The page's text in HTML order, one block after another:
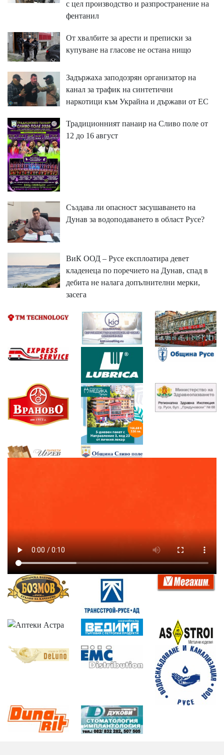
с цел производство и разпространение на
фентанил
От хвалбите за арести и преписки за
купуване на гласове не остана нищо
Задържаха заподозрян организатор на
канал за трафик на синтетични
наркотици към Украйна и държави от ЕС
Традиционният панаир на Сливо поле от
12 до 16 август
Създава ли опасност засушаването на
Дунав за водоподаването в област Русе?
ВиК ООД – Русе експлоатира девет
кладенеца по поречието на Дунав, спад в
дебита не налага допълнителни мерки,
засега